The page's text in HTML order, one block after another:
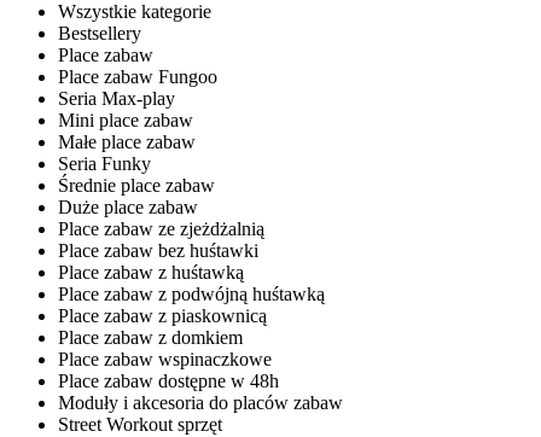
Wszystkie kategorie
Bestsellery
Place zabaw
Place zabaw Fungoo
Seria Max-play
Mini place zabaw
Małe place zabaw
Seria Funky
Średnie place zabaw
Duże place zabaw
Place zabaw ze zjeżdżalnią
Place zabaw bez huśtawki
Place zabaw z huśtawką
Place zabaw z podwójną huśtawką
Place zabaw z piaskownicą
Place zabaw z domkiem
Place zabaw wspinaczkowe
Place zabaw dostępne w 48h
Moduły i akcesoria do placów zabaw
Street Workout sprzęt